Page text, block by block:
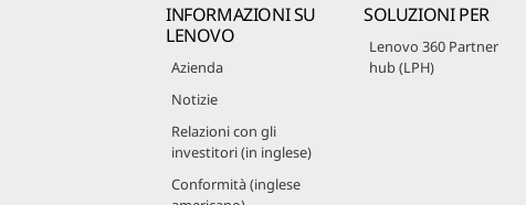
INFORMAZIONI SU
LENOVO
Azienda
Notizie
Relazioni con gli
investitori (in inglese)
Conformità (inglese
SOLUZIONI PER
Lenovo 360 Partner
hub (LPH)